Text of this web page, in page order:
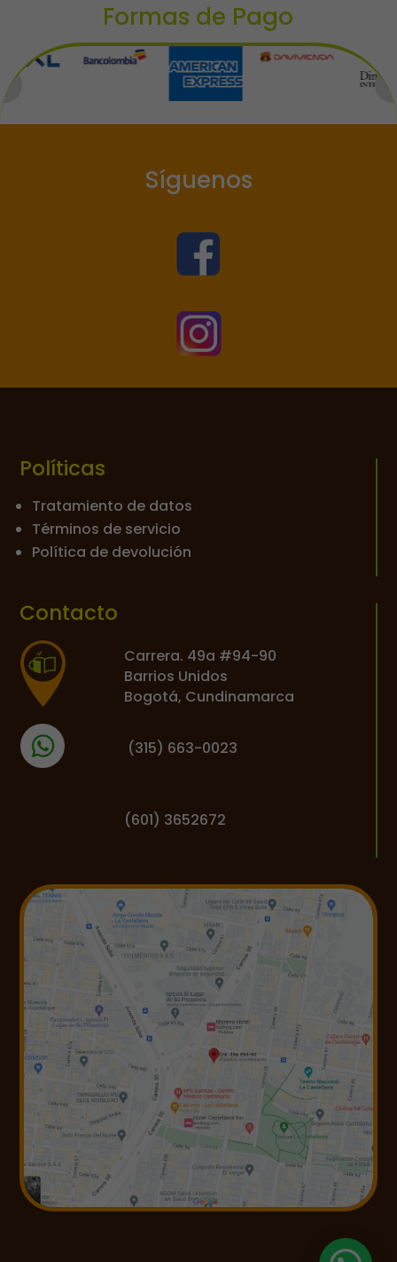
Formas de Pago
Síguenos


Políticas
Tratamiento de datos
Términos de servicio
Política de devolución
Contacto
Carrera. 49a #94-90
Barrios Unidos
Bogotá, Cundinamarca
(315) 663-0023
(601) 3652672